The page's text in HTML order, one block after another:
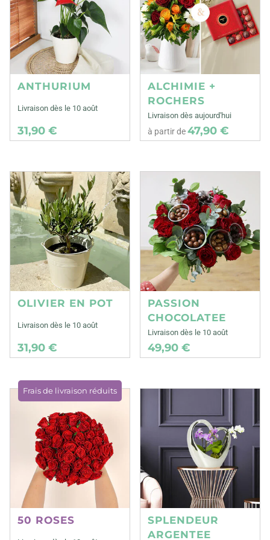
ANTHURIUM
Livraison dès le 10 août
31,90 €
ALCHIMIE +
ROCHERS
Livraison dès aujourd'hui
à partir de47,90 €
OLIVIER EN POT
Livraison dès le 10 août
31,90 €
PASSION
CHOCOLATEE
Livraison dès le 10 août
49,90 €
Frais de livraison réduits
50 ROSES
SPLENDEUR
ARGENTEE